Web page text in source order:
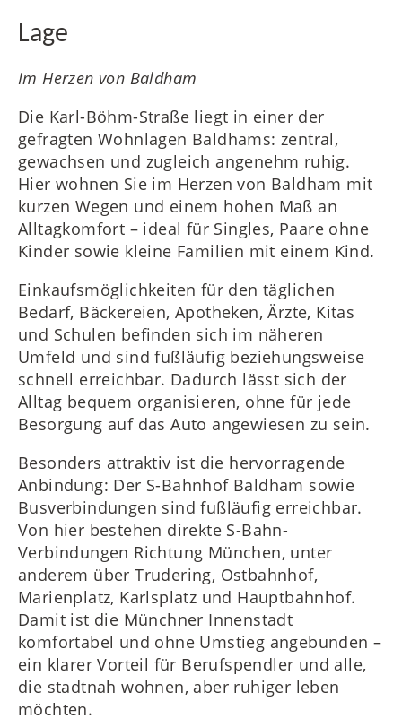
Lage
Im Herzen von Baldham
Die Karl-Böhm-Straße liegt in einer der
gefragten Wohnlagen Baldhams: zentral,
gewachsen und zugleich angenehm ruhig.
Hier wohnen Sie im Herzen von Baldham mit
kurzen Wegen und einem hohen Maß an
Alltagkomfort – ideal für Singles, Paare ohne
Kinder sowie kleine Familien mit einem Kind.
Einkaufsmöglichkeiten für den täglichen
Bedarf, Bäckereien, Apotheken, Ärzte, Kitas
und Schulen befinden sich im näheren
Umfeld und sind fußläufig beziehungsweise
schnell erreichbar. Dadurch lässt sich der
Alltag bequem organisieren, ohne für jede
Besorgung auf das Auto angewiesen zu sein.
Besonders attraktiv ist die hervorragende
Anbindung: Der S-Bahnhof Baldham sowie
Busverbindungen sind fußläufig erreichbar.
Von hier bestehen direkte S-Bahn-
Verbindungen Richtung München, unter
anderem über Trudering, Ostbahnhof,
Marienplatz, Karlsplatz und Hauptbahnhof.
Damit ist die Münchner Innenstadt
komfortabel und ohne Umstieg angebunden –
ein klarer Vorteil für Berufspendler und alle,
die stadtnah wohnen, aber ruhiger leben
möchten.